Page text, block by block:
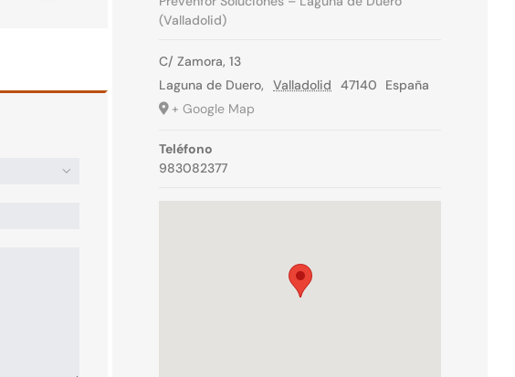

(Valladolid)
C/ Zamora, 13
Laguna de Duero, Valladolid 47140
España
+ Google Map
Teléfono
983082377